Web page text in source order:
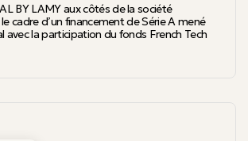
BY LAMY aux côtés de la société
cadre d’un financement de Série A mené
avec la participation du fonds French Tech